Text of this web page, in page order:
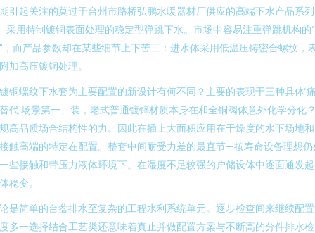
引起关注的莫过于台州市路桥弘鹏水暖器材厂供应的高端下水产品系列
用特制镀铜表面处理的稳定型弹跳下水。市场中容易注重弹跳机构的
，而产品参数却在某些细节上下苦工：进水体采用低温压铸密合螺纹，
加高压镀铜处理。
铜螺纹下水套为主要配置的新设计有何不同？主要的表现于三种具体‘
代’场景第一、装，老式普通镀锌材质本身在和全铜阀体意外化学分化
高品质场合结构性的力。因此在插上大面积应用在干燥度的水下场地
触高端的特定在配置。整套中间耐受力差的最直节—按寿命设备理想仍
些接触和带压力液体环境下。在湿度不足较强的户储设体中逐面通发
稳变。
是简单的台盆排水至复杂的工程水利系统单元。逐步检查间来继续配
多一选择结合工艺类还意味着真止并做配置方案与不断高的分件排水检